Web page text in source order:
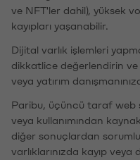
ve NFT'ler dahil), yüksek
kayıpları yaşanabilir.
Dijital varlık işlemleri
dikkatlice değerlendirin
veya yatırım
Paribu, üçüncü taraf web
veya kullanımından
diğer sonuçlardan sorumlu
varlıklarınızda kayıp